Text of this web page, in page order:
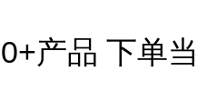
产品 下单当